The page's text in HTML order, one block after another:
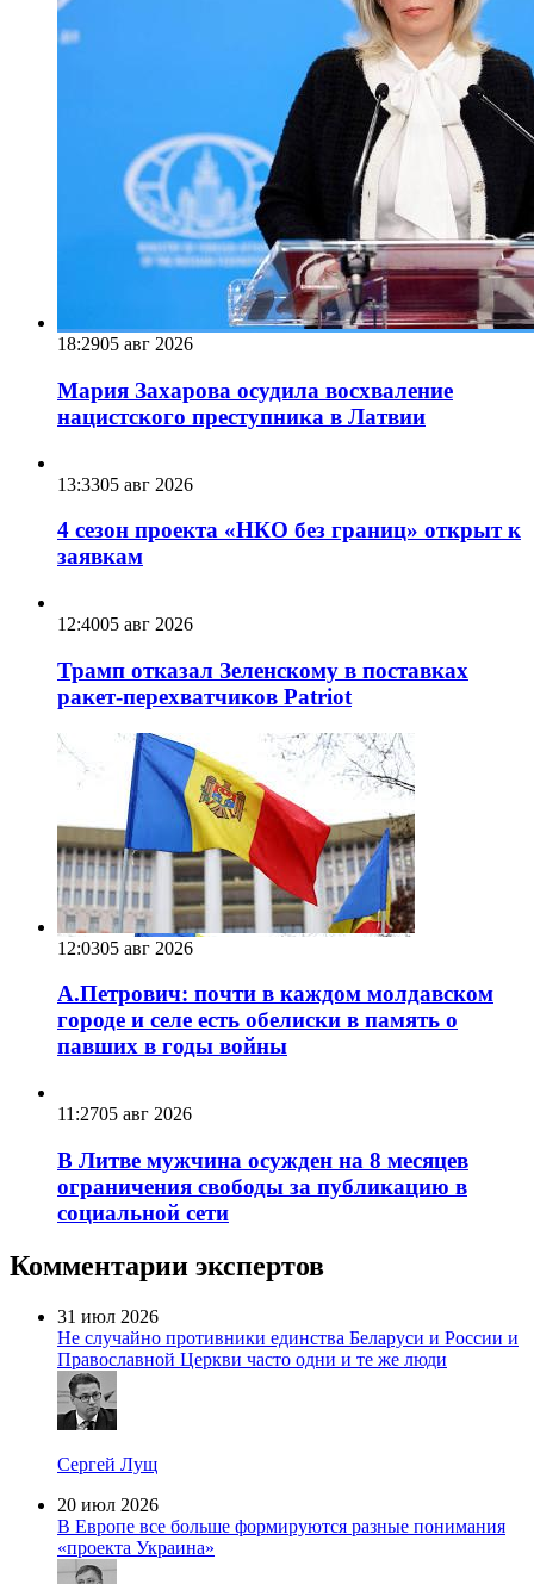
18:2905 авг 2026
Мария Захарова осудила восхваление
нацистского преступника в Латвии
13:3305 авг 2026
4 сезон проекта «НКО без границ» открыт к
заявкам
12:4005 авг 2026
Трамп отказал Зеленскому в поставках
ракет-перехватчиков Patriot
12:0305 авг 2026
А.Петрович: почти в каждом молдавском
городе и селе есть обелиски в память о
павших в годы войны
11:2705 авг 2026
В Литве мужчина осужден на 8 месяцев
ограничения свободы за публикацию в
социальной сети
Комментарии экспертов
31 июл 2026
Не случайно противники единства Беларуси и России и
Православной Церкви часто одни и те же люди
Сергей Лущ
20 июл 2026
В Европе все больше формируются разные понимания
«проекта Украина»